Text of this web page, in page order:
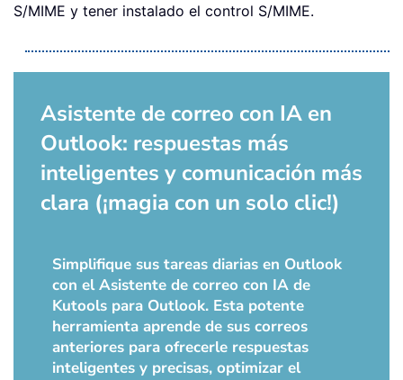
S/MIME y tener instalado el control S/MIME.
Asistente de correo con IA en
Outlook: respuestas más
inteligentes y comunicación más
clara (¡magia con un solo clic!)
Simplifique sus tareas diarias en Outlook
con el Asistente de correo con IA de
Kutools para Outlook. Esta potente
herramienta aprende de sus correos
anteriores para ofrecerle respuestas
inteligentes y precisas, optimizar el